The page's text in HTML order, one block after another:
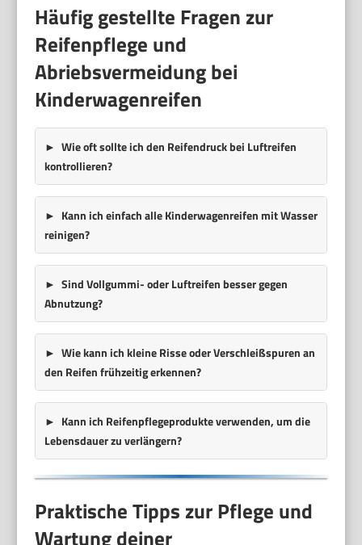
Häufig gestellte Fragen zur
Reifenpflege und
Abriebsvermeidung bei
Kinderwagenreifen
Wie oft sollte ich den Reifendruck bei Luftreifen
kontrollieren?
Kann ich einfach alle Kinderwagenreifen mit Wasser
reinigen?
Sind Vollgummi- oder Luftreifen besser gegen
Abnutzung?
Wie kann ich kleine Risse oder Verschleißspuren an
den Reifen frühzeitig erkennen?
Kann ich Reifenpflegeprodukte verwenden, um die
Lebensdauer zu verlängern?
Praktische Tipps zur Pflege und
Wartung deiner